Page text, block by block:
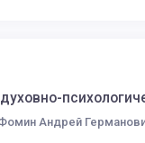
Андрей